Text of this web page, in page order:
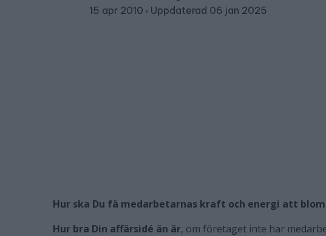
15 apr 2010
Uppdaterad 06 jan 2025
Hur ska Du få medarbetarnas kraft och energi att
Hur bra Din affärsidé än är, om företaget inte har